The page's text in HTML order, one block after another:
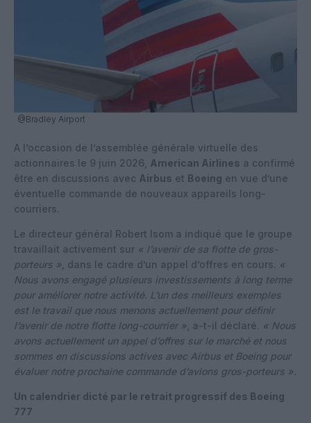
@Bradley Airport
A l’occasion de l’assemblée générale virtuelle des
actionnaires le 9 juin 2026,
American Airlines a confirmé
être en discussions avec Airbus et Boeing en vue d’une
éventuelle commande de nouveaux appareils long-
courriers.
Le directeur général Robert Isom a indiqué que le groupe
travaillait activement sur « l’avenir de sa flotte de gros-
porteurs », dans le cadre d’un appel d’offres en cours. «
Nous avons engagé plusieurs investissements à long terme
pour améliorer notre activité. L’un des meilleurs exemples
est le travail que nous menons actuellement pour définir
l’avenir de notre flotte long-courrier » , a-t-il déclaré. « Nous
avons actuellement un appel d’offres sur le marché et nous
sommes en discussions actives avec Airbus et Boeing pour
évaluer notre prochaine commande d’avions gros-porteurs ».
Un calendrier dicté par le retrait progressif des Boeing
777